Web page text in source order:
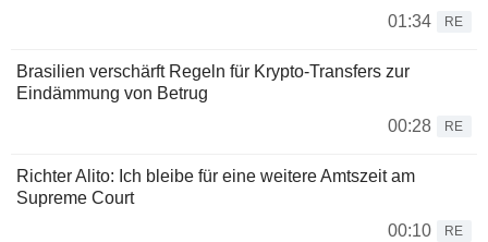
01:34
RE
Brasilien verschärft Regeln für Krypto-Transfers zur
Eindämmung von Betrug
00:28
RE
Richter Alito: Ich bleibe für eine weitere Amtszeit am
Supreme Court
00:10
RE